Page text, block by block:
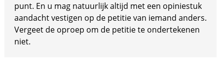
punt. En u mag natuurlijk altijd met een opiniestuk
aandacht vestigen op de petitie van iemand anders.
Vergeet de oproep om de petitie te ondertekenen
niet.